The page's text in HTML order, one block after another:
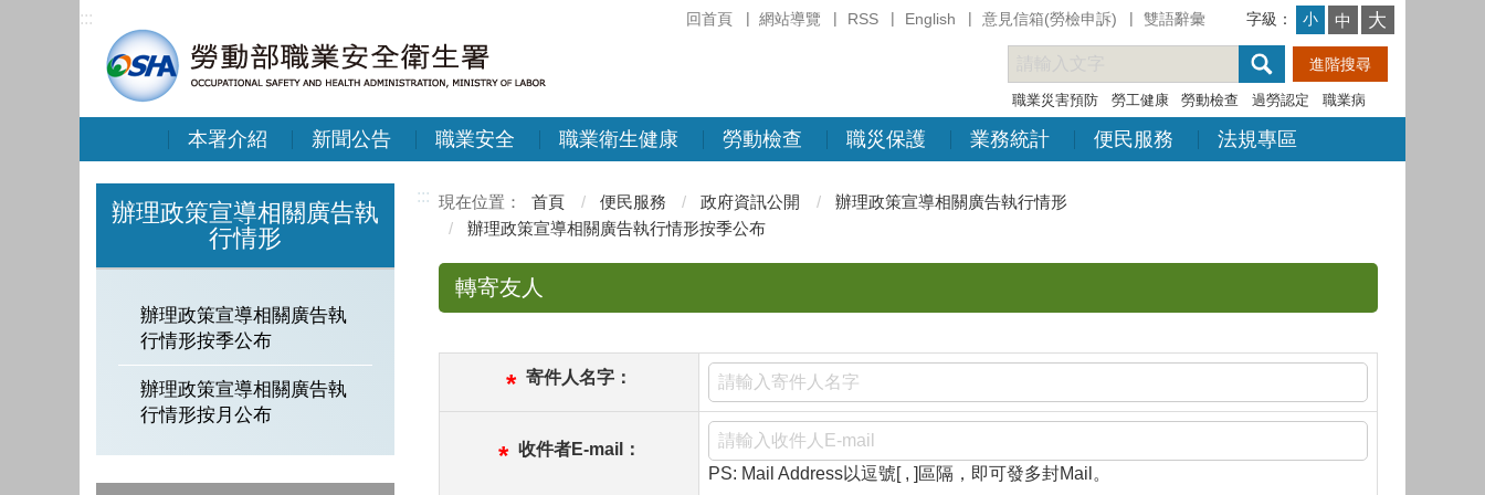
回首頁 網站導覽 RSS English 意見信箱(勞檢申訴) 雙語辭彙
::: 字級： 小 中 大
職業災害預防 勞工健康 勞動檢查 過勞認定 職業病
本署介紹 新聞公告 職業安全 職業衛生健康 勞動檢查 職災保護 業務統計 便民服務 法規專區
辦理政策宣導相關廣告執
行情形
辦理政策宣導相關廣告執
行情形按季公布
辦理政策宣導相關廣告執
行情形按月公布
::: 首頁 便民服務 政府資訊公開
辦理政策宣導相關廣告執行情形
辦理政策宣導相關廣告執行情形按季公布
轉寄友人
* 寄件人名字：
* 收件者E-mail：
PS: Mail Address以逗號[ , ]區隔，即可發多封Mail。